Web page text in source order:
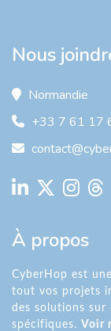
Nous
Normandie
+33 7 61 17
À propos
CyberHop est
tout vos projets
des solutions sur
spécifiques. Voir